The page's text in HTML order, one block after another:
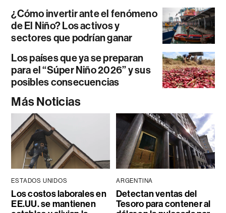
¿Cómo invertir ante el fenómeno
de El Niño? Los activos y
sectores que podrían ganar
Los países que ya se preparan
para el “Súper Niño 2026” y sus
posibles consecuencias
Más Noticias
ESTADOS UNIDOS
Los costos laborales en
EE.UU. se mantienen
ARGENTINA
Detectan ventas del
Tesoro para contener al